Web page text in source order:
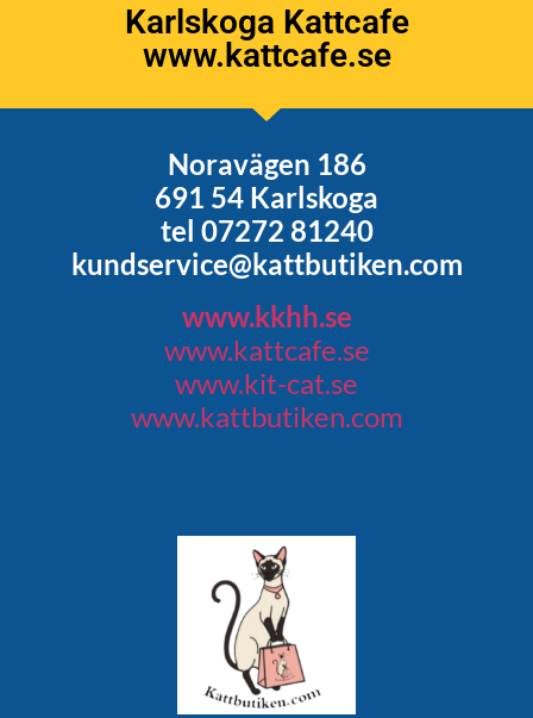
Karlskoga Kattcafe
www.kattcafe.se
Noravägen 186
691 54 Karlskoga
tel 07272 81240
kundservice@kattbutiken.com
www.kkhh.se
www.kattcafe.se
www.kit-cat.se
www.kattbutiken.com